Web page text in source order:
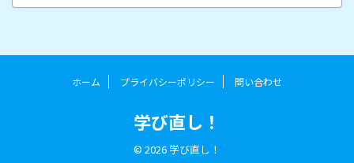
ホーム プライバシーポリシー 問い合わせ
学び直し！
© 2026 学び直し！